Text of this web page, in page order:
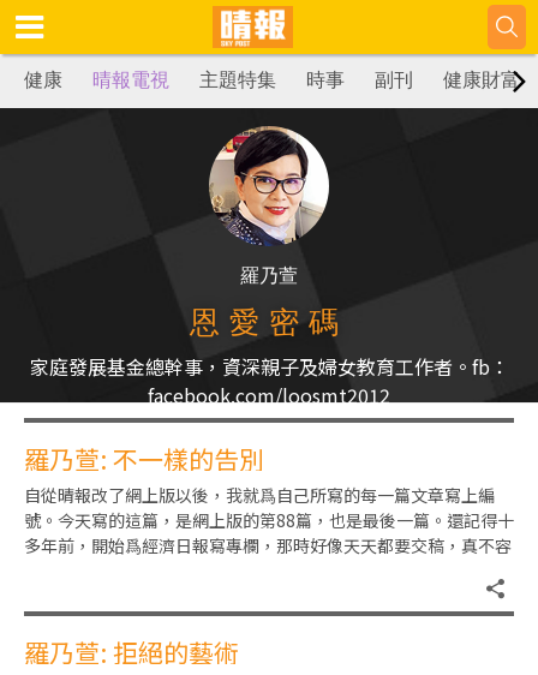
健康 晴報電視 主題特集 時事 副刊 健康財富
羅乃萱
恩愛密碼
家庭發展基金總幹事，資深親子及婦女教育工作者。fb：
facebook.com/loosmt2012
羅乃萱: 不一樣的告別
自從晴報改了網上版以後，我就爲自己所寫的每一篇文章寫上編
號。今天寫的這篇，是網上版的第88篇，也是最後一篇。還記得十
多年前，開始爲經濟日報寫專欄，那時好像天天都要交稿，真不容
羅乃萱: 拒絕的藝術